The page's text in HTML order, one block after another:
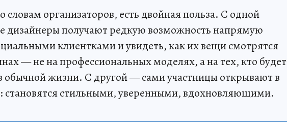
словам организаторов, есть двойная польза. С одной
дизайнеры получают редкую возможность напрямую
клиентками и увидеть, как их вещи смотрятся
— не на профессиональных моделях, а на тех, кто будет
обычной жизни. С другой — сами участницы открывают в
становятся стильными, уверенными, вдохновляющими.